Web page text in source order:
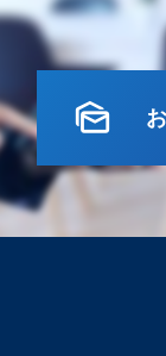
mark_as_unread